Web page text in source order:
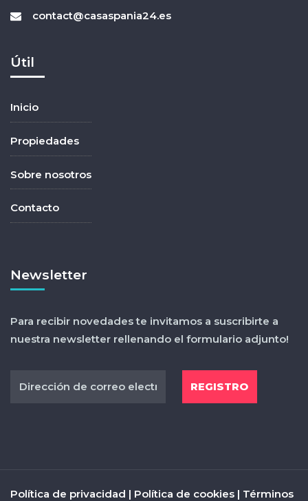
contact@casaspania24.es
Útil
Inicio
Propiedades
Sobre nosotros
Contacto
Newsletter
Para recibir novedades te invitamos a suscribirte a
nuestra newsletter rellenando el formulario adjunto!
Política de privacidad | Política de cookies | Términos